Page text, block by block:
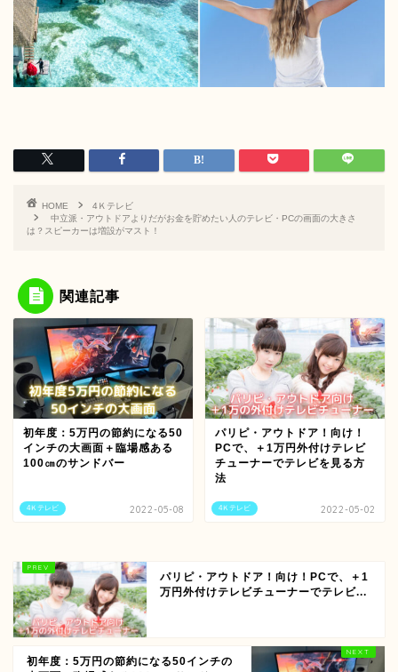
HOME
4Ｋテレビ
中立派・アウトドアよりだがお金を貯めたい人のテレビ・PCの画面の大きさ
は？スピーカーは増設がマスト！
関連記事
4Ｋテレビ
初年度：5万円の節約になる50
インチの大画面＋臨場感ある
100㎝のサンドバー
2022-05-08 4Ｋテレビ
パリピ・アウトドア！向け！
PCで、＋1万円外付けテレビ
チューナーでテレビを見る方
法
2022-05-02
パリピ・アウトドア！向け！PCで、＋1
万円外付けテレビチューナーでテレビ...
初年度：5万円の節約になる50インチの